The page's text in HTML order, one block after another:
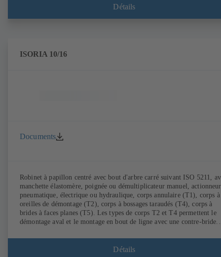
Détails
ISORIA 10/16
Documents
Robinet à papillon centré avec bout d'arbre carré suivant ISO 5211,
manchette élastomère, poignée ou démultiplicateur manuel, actionneur
pneumatique, électrique ou hydraulique, corps annulaire (T1), corps à
oreilles de démontage (T2), corps à bossages taraudés (T4), corps à
brides à faces planes (T5). Les types de corps T2 et T4 permettent le
démontage aval et le montage en bout de ligne avec une contre-bride.
Détails